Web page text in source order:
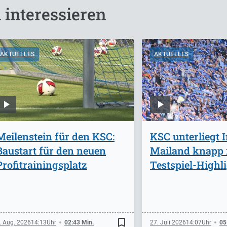
interessieren
AKTUELLES
für den KSC:
für den neuen
Aug. 202614:13 02:43 Min. bookmark_border
AKTUELLES
KSC unterliegt
Mailand knapp
Testspiel-
27. Juli 202614:07